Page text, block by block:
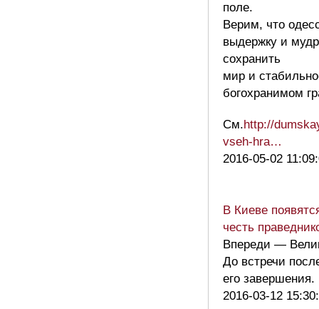
поле.
Верим, что
выдержку и
сохранить
мир и
богохранимом
См.http://
vseh-hra…
2016-05-02
В Киеве
честь
Впереди —
До встречи
его
2016-03-12